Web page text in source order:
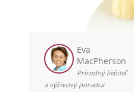
Eva
MacPherson
Prírodný liečiteľ
a výživový poradca